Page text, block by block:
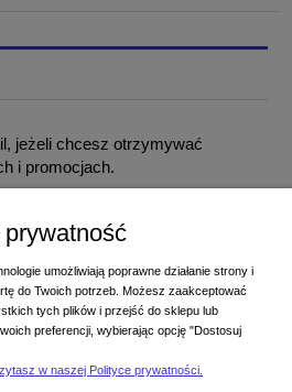
jeżeli chcesz otrzymywać
i promocjach.
handlowej
Zgodę można wycofać w każdym
na zgodność z prawem przetwarzania
umożliwiają poprawne działanie strony i
do Twoich potrzeb. Możesz zaakceptować
tych plików i przejść do sklepu lub
preferencji, wybierając opcję "Dostosuj
w naszej Polityce prywatności.